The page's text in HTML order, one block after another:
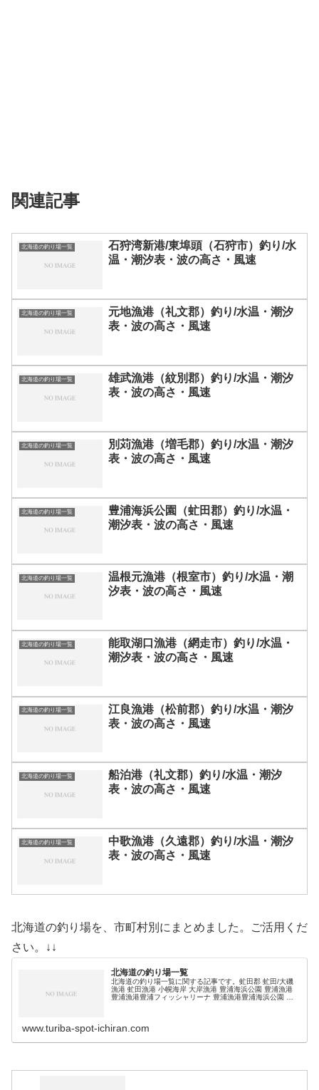
関連記事
北海道の釣り場一覧
石狩湾新港/東埠頭（石狩市）釣り/水
温・潮汐表・波の高さ・風速
北海道の釣り場一覧
元地漁港（礼文郡）釣り/水温・潮汐
表・波の高さ・風速
北海道の釣り場一覧
雄武漁港（紋別郡）釣り/水温・潮汐
表・波の高さ・風速
北海道の釣り場一覧
別苅漁港（増毛郡）釣り/水温・潮汐
表・波の高さ・風速
北海道の釣り場一覧
豊浦海浜公園（虻田郡）釣り/水温・
潮汐表・波の高さ・風速
北海道の釣り場一覧
温根元漁港（根室市）釣り/水温・潮
汐表・波の高さ・風速
北海道の釣り場一覧
能取湖口漁港（網走市）釣り/水温・
潮汐表・波の高さ・風速
北海道の釣り場一覧
江良漁港（松前郡）釣り/水温・潮汐
表・波の高さ・風速
北海道の釣り場一覧
船泊港（礼文郡）釣り/水温・潮汐
表・波の高さ・風速
北海道の釣り場一覧
中歌漁港（久遠郡）釣り/水温・潮汐
表・波の高さ・風速
北海道の釣り場を、市町村別にまとめました。ご活用くだ
さい。↓↓
北海道の釣り場一覧
北海道の釣り場一覧に関する記事です。虻田郡 虻田/大磯
漁港 虻田漁港 小幌海岸 大岸漁港 豊浦海浜公園 豊浦漁港
豊浦漁港豊浦フィッシャリーナ 豊浦漁港豊浦海浜公園 礼
www.turiba-spot-ichiran.com